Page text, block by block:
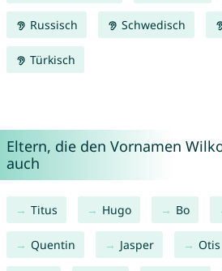
Russisch Schwedisch
Türkisch
Eltern, die den Vornamen
auch
Titus Hugo Bo
Quentin Jasper Otis